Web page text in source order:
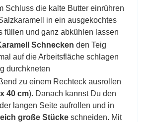
Schluss die kalte Butter einrühren
in ein ausgekochtes
füllen und ganz abkühlen lassen
Schnecken den Teig
auf die Arbeitsfläche schlagen
durchkneten
zu einem Rechteck ausrollen
40 cm). Danach kannst Du den
langen Seite aufrollen und in
große Stücke schneiden. Mit